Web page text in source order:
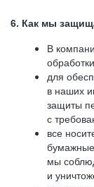
6. Как мы
В
для
в наших
защиты
с
все
мы
и